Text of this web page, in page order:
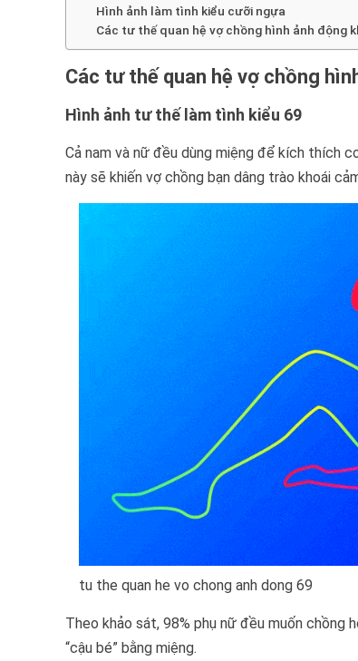
Hình ảnh làm tình kiểu cưỡi ngựa
Các tư thế quan hệ vợ chồng hình ảnh động
Các tư thế quan hệ vợ chồng
Hình ảnh tư thế làm tình kiểu 69
Cả nam và nữ đều dùng miệng để kích thích
này sẽ khiến vợ chồng bạn dâng trào khoái
tu the quan he vo chong anh dong 69
Theo khảo sát, 98% phụ nữ đều muốn chồng
“cậu bé” bằng miệng.